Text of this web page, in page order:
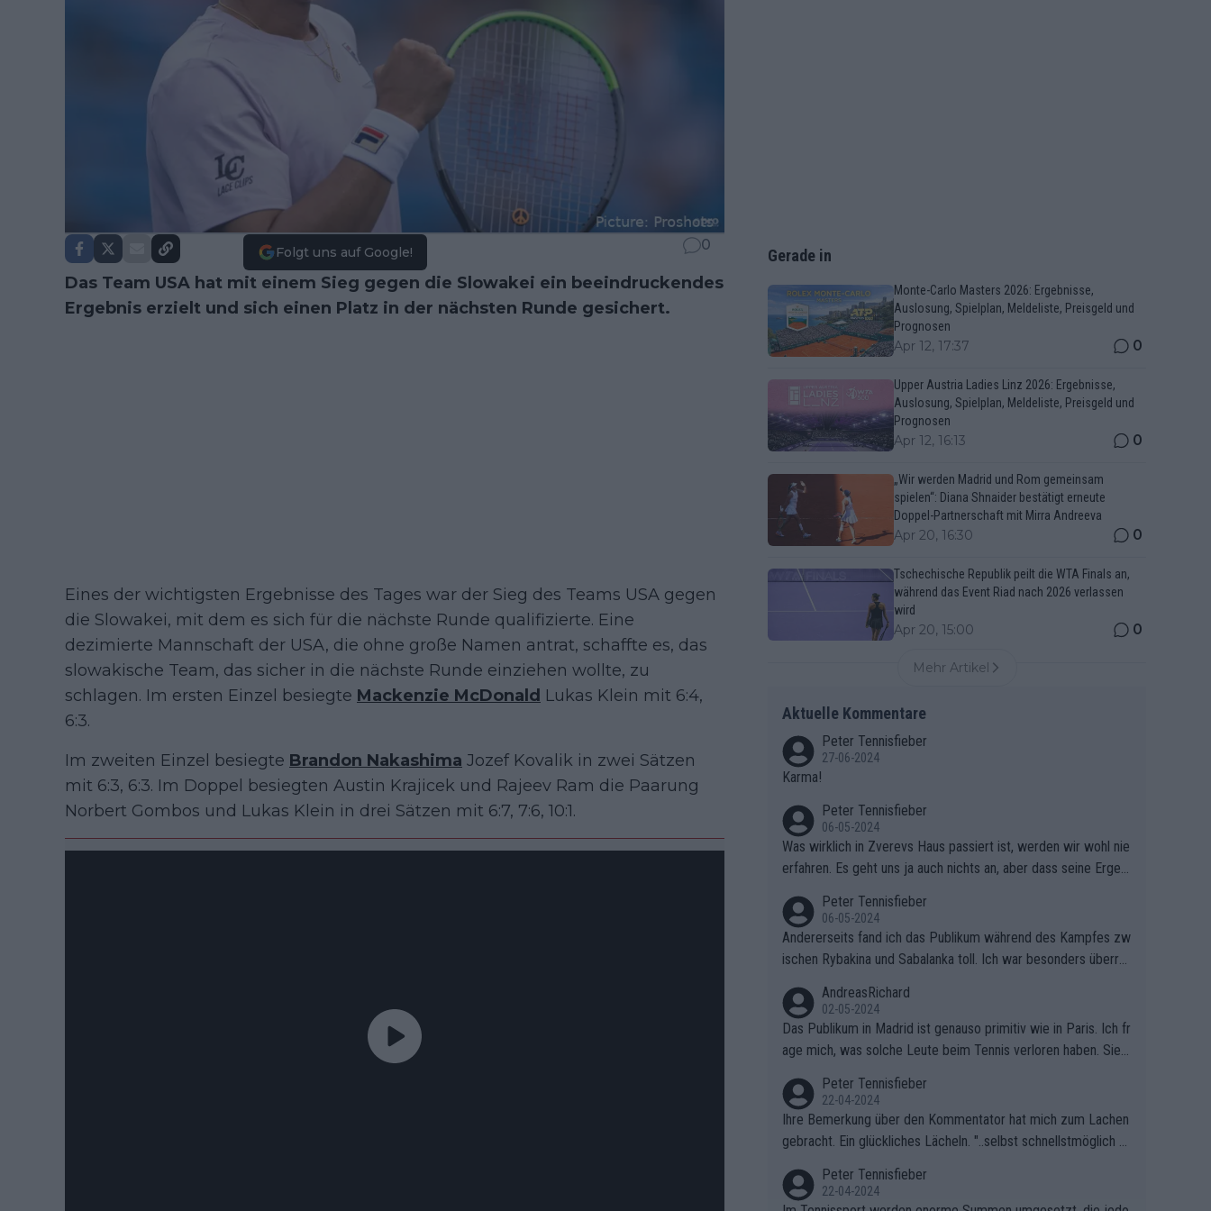
Folgt uns auf Google! 0
Das Team USA hat mit einem Sieg gegen die Slowakei ein beeindruckendes
Ergebnis erzielt und sich einen Platz in der nächsten Runde gesichert.
Eines der wichtigsten Ergebnisse des Tages war der Sieg des Teams USA gegen
die Slowakei, mit dem es sich für die nächste Runde qualifizierte. Eine
dezimierte Mannschaft der USA, die ohne große Namen antrat, schaffte es, das
slowakische Team, das sicher in die nächste Runde einziehen wollte, zu
schlagen. Im ersten Einzel besiegte Mackenzie McDonald Lukas Klein mit 6:4,
6:3.
Im zweiten Einzel besiegte Brandon Nakashima Jozef Kovalik in zwei Sätzen
mit 6:3, 6:3. Im Doppel besiegten Austin Krajicek und Rajeev Ram die Paarung
Norbert Gombos und Lukas Klein in drei Sätzen mit 6:7, 7:6, 10:1.
Gerade in
Monte-Carlo Masters 2026: Ergebnisse,
Auslosung, Spielplan, Meldeliste, Preisgeld und
Prognosen
Apr 12, 17:37 0
Upper Austria Ladies Linz 2026: Ergebnisse,
Auslosung, Spielplan, Meldeliste, Preisgeld und
Prognosen
Apr 12, 16:13 0
„Wir werden Madrid und Rom gemeinsam
spielen“: Diana Shnaider bestätigt erneute
Doppel-Partnerschaft mit Mirra Andreeva
Apr 20, 16:30 0
Tschechische Republik peilt die WTA Finals an,
während das Event Riad nach 2026 verlassen
wird
Apr 20, 15:00 0
Mehr Artikel
Aktuelle Kommentare
Peter Tennisfieber
27-06-2024
Karma!
Peter Tennisfieber
06-05-2024
Was wirklich in Zverevs Haus passiert ist, werden wir wohl nie
erfahren. Es geht uns ja auch nichts an, aber dass seine Ergeb
Peter Tennisfieber
06-05-2024
Andererseits fand ich das Publikum während des Kampfes zw
ischen Rybakina und Sabalanka toll. Ich war besonders überras
AndreasRichard
02-05-2024
Das Publikum in Madrid ist genauso primitiv wie in Paris. Ich fr
age mich, was solche Leute beim Tennis verloren haben. Sie s
ben.
Peter Tennisfieber
22-04-2024
Ihre Bemerkung über den Kommentator hat mich zum Lachen
gebracht. Ein glückliches Lächeln. "..selbst schnellstmöglich na
Peter Tennisfieber
22-04-2024